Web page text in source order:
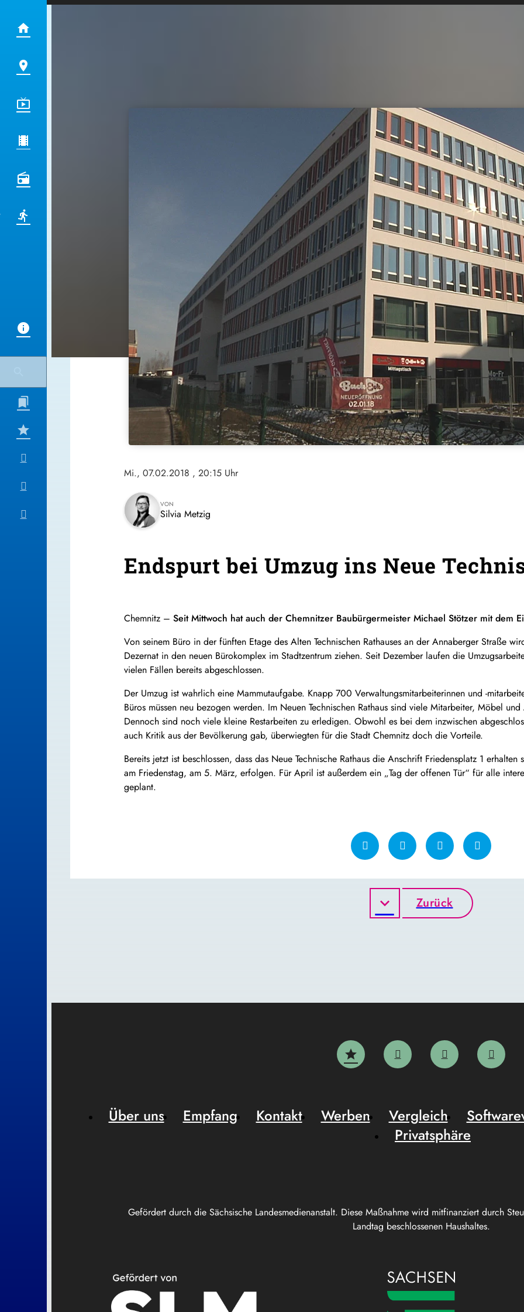
Mi., 07.02.2018 , 20:15 Uhr
VON
Silvia Metzig
Endspurt bei Umzug ins Neue
Chemnitz – Seit Mittwoch hat auch der Chemnitzer Baubürgermeister Michael Stötzer mit dem
Von seinem Büro in der fünften Etage des Alten Technischen Rathauses an der Annaberger Straße
Dezernat in den neuen Bürokomplex im Stadtzentrum ziehen. Seit Dezember laufen die
vielen Fällen bereits abgeschlossen.
Der Umzug ist wahrlich eine Mammutaufgabe. Knapp 700 Verwaltungsmitarbeiterinnen und -
Büros müssen neu bezogen werden. Im Neuen Technischen Rathaus sind viele Mitarbeiter, Möbel
Dennoch sind noch viele kleine Restarbeiten zu erledigen. Obwohl es bei dem inzwischen
auch Kritik aus der Bevölkerung gab, überwiegten für die Stadt Chemnitz doch die Vorteile.
Bereits jetzt ist beschlossen, dass das Neue Technische Rathaus die Anschrift Friedensplatz 1
am Friedenstag, am 5. März, erfolgen. Für April ist außerdem ein „Tag der offenen Tür“ für alle
geplant.
Zurück
Gefördert durch die Sächsische Landesmedienanstalt. Diese Maßnahme wird mitfinanziert durch
Landtag beschlossenen Haushaltes.
Über uns Empfang Kontakt Werben Vergleich
Privatsphäre